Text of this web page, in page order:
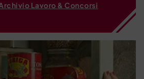
Lavoro & Concorsi